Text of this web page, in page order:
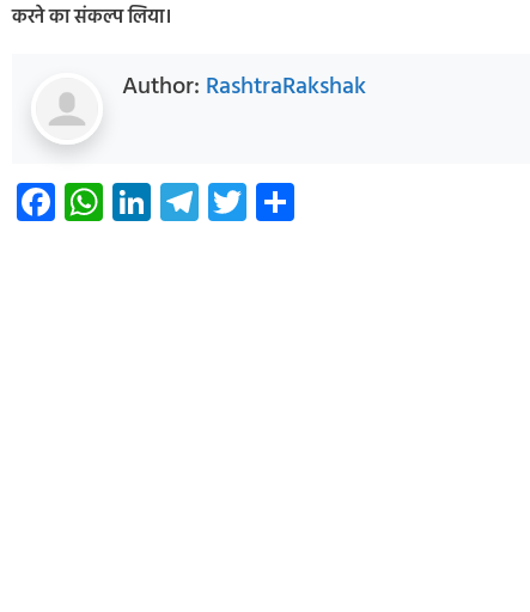
करने का संकल्प लिया।
Author: RashtraRakshak
Facebook
WhatsApp
LinkedIn
Telegram
Twitter